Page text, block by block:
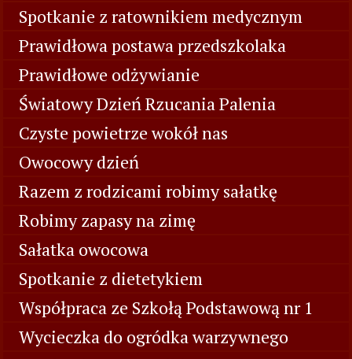
Spotkanie z ratownikiem medycznym
Prawidłowa postawa przedszkolaka
Prawidłowe odżywianie
Światowy Dzień Rzucania Palenia
Czyste powietrze wokół nas
Owocowy dzień
Razem z rodzicami robimy sałatkę
Robimy zapasy na zimę
Sałatka owocowa
Spotkanie z dietetykiem
Współpraca ze Szkołą Podstawową nr 1
Wycieczka do ogródka warzywnego